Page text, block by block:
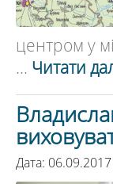
центром у
... Читати
Дата: